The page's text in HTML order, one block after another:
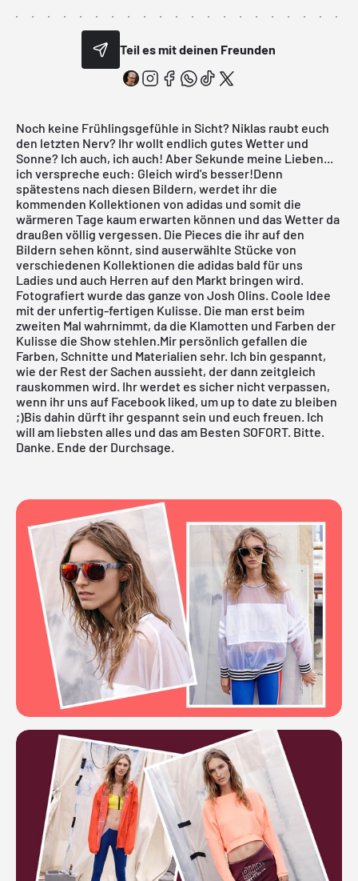
Teil es mit deinen Freunden
Noch keine Frühlingsgefühle in Sicht? Niklas raubt euch
den letzten Nerv? Ihr wollt endlich gutes Wetter und
Sonne? Ich auch, ich auch! Aber Sekunde meine Lieben...
ich verspreche euch: Gleich wird's besser!Denn
spätestens nach diesen Bildern, werdet ihr die
kommenden Kollektionen von adidas und somit die
wärmeren Tage kaum erwarten können und das Wetter da
draußen völlig vergessen. Die Pieces die ihr auf den
Bildern sehen könnt, sind auserwählte Stücke von
verschiedenen Kollektionen die adidas bald für uns
Ladies und auch Herren auf den Markt bringen wird.
Fotografiert wurde das ganze von Josh Olins. Coole Idee
mit der unfertig-fertigen Kulisse. Die man erst beim
zweiten Mal wahrnimmt, da die Klamotten und Farben der
Kulisse die Show stehlen.Mir persönlich gefallen die
Farben, Schnitte und Materialien sehr. Ich bin gespannt,
wie der Rest der Sachen aussieht, der dann zeitgleich
rauskommen wird. Ihr werdet es sicher nicht verpassen,
wenn ihr uns auf Facebook liked, um up to date zu bleiben
;)Bis dahin dürft ihr gespannt sein und euch freuen. Ich
will am liebsten alles und das am Besten SOFORT. Bitte.
Danke. Ende der Durchsage.